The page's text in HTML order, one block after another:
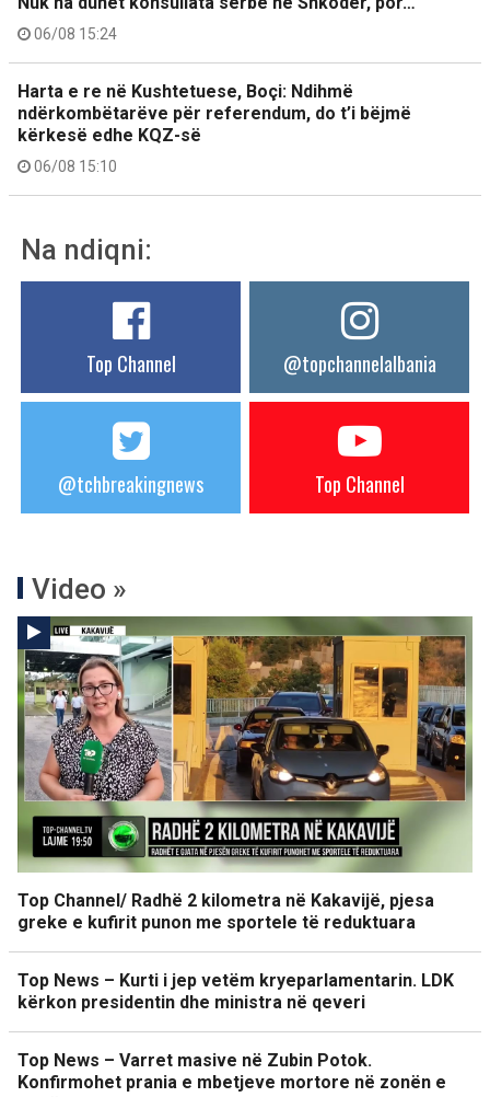
06/08 15:24
Harta e re në Kushtetuese, Boçi: Ndihmë
ndërkombëtarëve për referendum, do t’i bëjmë
kërkesë edhe KQZ-së
06/08 15:10
Na ndiqni:
Top Channel @topchannelalbania
@tchbreakingnews Top Channel
Video »
Top Channel/ Radhë 2 kilometra në Kakavijë, pjesa
greke e kufirit punon me sportele të reduktuara
Top News – Kurti i jep vetëm kryeparlamentarin. LDK
kërkon presidentin dhe ministra në qeveri
Top News – Varret masive në Zubin Potok.
Konfirmohet prania e mbetjeve mortore në zonën e